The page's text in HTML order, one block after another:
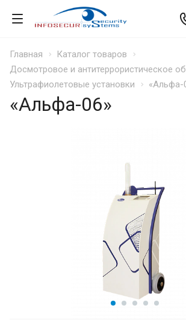
Главная
Каталог товаров
Досмотровое и антитеррористическое
Ультрафиолетовые установки
«Альфа-
«Альфа-06»